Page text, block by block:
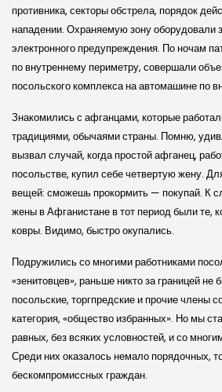
противника, секторы обстрела, порядок
нападении. Охраняемую зону оборудовали
электронного предупреждения. По ночам
по внутреннему периметру, совершали
посольского комплекса на автомашине по
Знакомились с афганцами, которые
традициями, обычаями страны. Помню,
вызвал случай, когда простой афганец,
посольстве, купил себе четвертую жену.
вещей: сможешь прокормить — покупай. К
жены в Афганистане в тот период были те,
ковры. Видимо, быстро окупались.
Подружились со многими работниками
«зенитовцев», раньше никто за границей не
посольские, торгпредские и прочие члены
категория, «общество избранных». Но мы
равных, без всяких условностей, и со
Среди них оказалось немало порядочных,
бескомпромиссных граждан.